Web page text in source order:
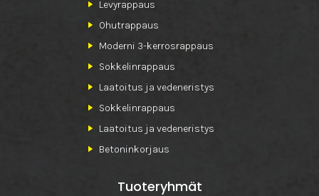
Levyrappaus
Ohutrappaus
Moderni 3-kerrosrappaus
Sokkelinrappaus
Laatoitus ja vedeneristys
Sokkelinrappaus
Laatoitus ja vedeneristys
Betoninkorjaus
Tuoteryhmät